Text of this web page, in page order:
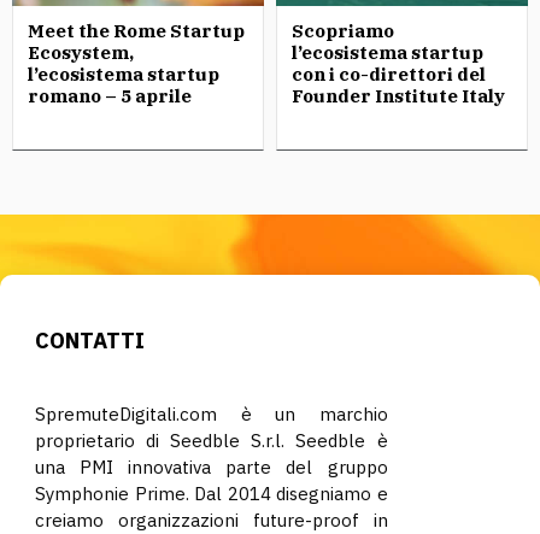
Meet the Rome Startup
Ecosystem,
l’ecosistema startup
romano – 5 aprile
Scopriamo
l’ecosistema startup
con i co-direttori del
Founder Institute Italy
CONTATTI
SpremuteDigitali.com è un marchio
proprietario di Seedble S.r.l. Seedble è
una PMI innovativa parte del gruppo
Symphonie Prime. Dal 2014 disegniamo e
creiamo organizzazioni future-proof in